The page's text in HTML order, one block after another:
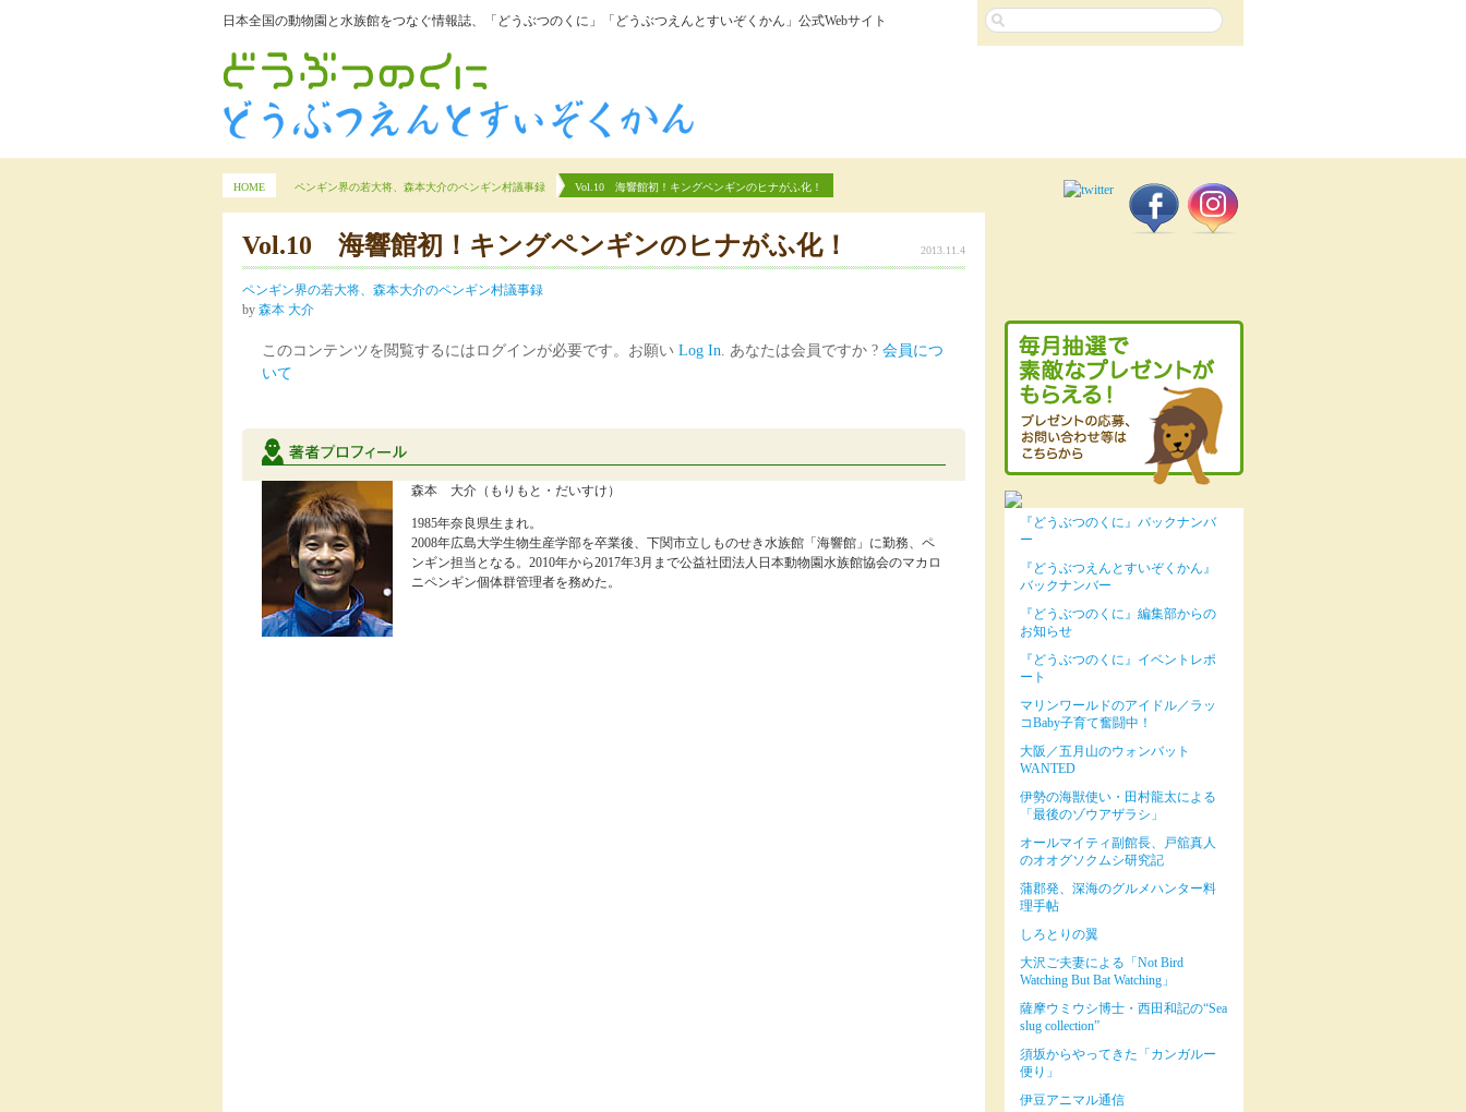
日本全国の動物園と水族館をつなぐ情報誌、「どうぶつのくに」「どうぶつえんとすいぞくかん」公式Webサイト
HOME ペンギン界の若大将、森本大介のペンギン村議事録 Vol.10 海響館初！キングペンギンのヒナがふ化！
Vol.10 海響館初！キングペンギンのヒナがふ化！ 2013.11.4
ペンギン界の若大将、森本大介のペンギン村議事録
by 森本 大介
このコンテンツを閲覧するにはログインが必要です。お願い Log In. あなたは会員ですか ? 会員につ
いて
森本 大介（もりもと・だいすけ）
1985年奈良県生まれ。
2008年広島大学生物生産学部を卒業後、下関市立しものせき水族館「海響館」に勤務、ペ
ンギン担当となる。2010年から2017年3月まで公益社団法人日本動物園水族館協会のマカロ
ニペンギン個体群管理者を務めた。
『どうぶつのくに』バックナンバ
ー
『どうぶつえんとすいぞくかん』
バックナンバー
『どうぶつのくに』編集部からの
お知らせ
『どうぶつのくに』イベントレポ
ート
マリンワールドのアイドル／ラッ
コBaby子育て奮闘中！
大阪／五月山のウォンバット
WANTED
伊勢の海獣使い・田村龍太による
「最後のゾウアザラシ」
オールマイティ副館長、戸舘真人
のオオグソクムシ研究記
蒲郡発、深海のグルメハンター料
理手帖
しろとりの翼
大沢ご夫妻による「Not Bird
Watching But Bat Watching」
薩摩ウミウシ博士・西田和記の“Sea
slug collection”
須坂からやってきた「カンガルー
便り」
伊豆アニマル通信